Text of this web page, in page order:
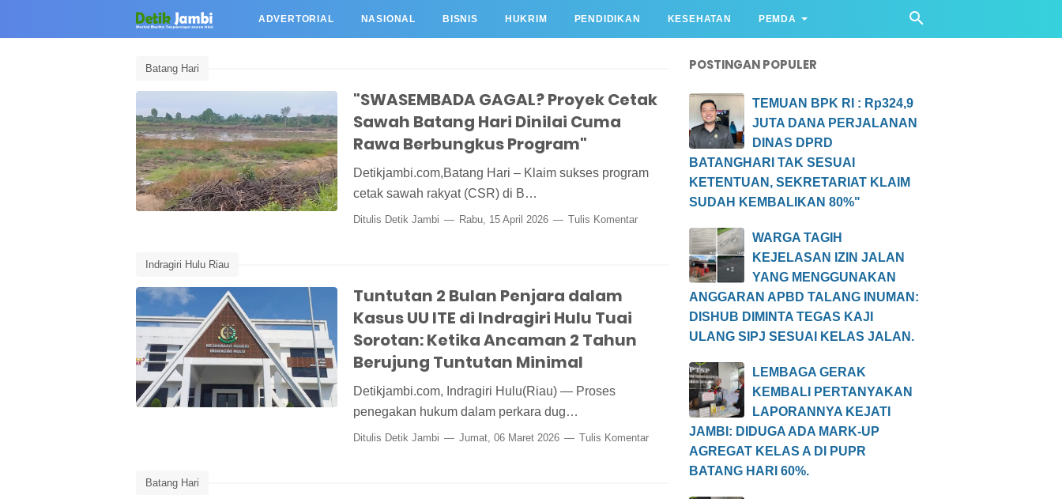
ADVERTORIAL NASIONAL BISNIS HUKRIM PENDIDIKAN KESEHATAN PEMDA
Batang Hari
"SWASEMBADA GAGAL? Proyek Cetak
Sawah Batang Hari Dinilai Cuma
Rawa Berbungkus Program"
Detikjambi.com,Batang Hari – Klaim sukses program
cetak sawah rakyat (CSR) di B…
Ditulis Detik Jambi Rabu, 15 April 2026 Tulis Komentar
Indragiri Hulu Riau
Tuntutan 2 Bulan Penjara dalam
Kasus UU ITE di Indragiri Hulu Tuai
Sorotan: Ketika Ancaman 2 Tahun
Berujung Tuntutan Minimal
Detikjambi.com, Indragiri Hulu(Riau) — Proses
penegakan hukum dalam perkara dug…
Ditulis Detik Jambi Jumat, 06 Maret 2026 Tulis Komentar
Batang Hari
POSTINGAN POPULER
TEMUAN BPK RI : Rp324,9
JUTA DANA PERJALANAN
DINAS DPRD
BATANGHARI TAK SESUAI
KETENTUAN, SEKRETARIAT KLAIM
SUDAH KEMBALIKAN 80%"
WARGA TAGIH
KEJELASAN IZIN JALAN
YANG MENGGUNAKAN
ANGGARAN APBD TALANG INUMAN:
DISHUB DIMINTA TEGAS KAJI
ULANG SIPJ SESUAI KELAS JALAN.
LEMBAGA GERAK
KEMBALI PERTANYAKAN
LAPORANNYA KEJATI
JAMBI: DIDUGA ADA MARK-UP
AGREGAT KELAS A DI PUPR
BATANG HARI 60%.